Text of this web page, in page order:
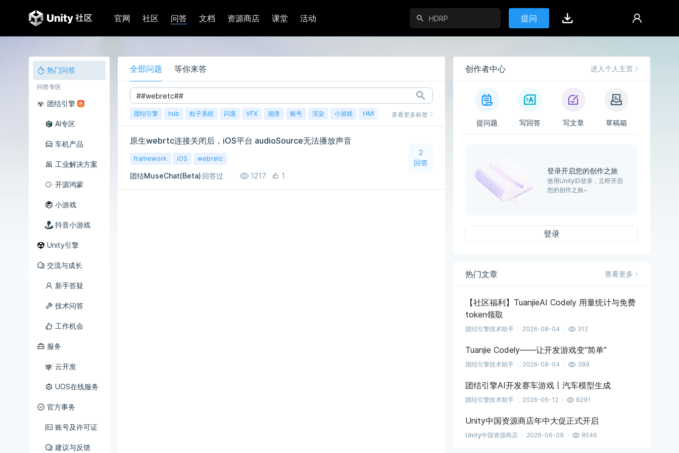
官网 社区 问答 文档 资源商店 课堂 活动 提问
热门问答
问答专区
团结引擎
AI专区
车机产品
工业解决方案
开源鸿蒙
小游戏
抖音小游戏
Unity引擎
交流与成长
新手答疑
技术问答
工作机会
服务
云开发
UOS在线服务
官方事务
账号及许可证
建议与反馈
全部问题 等你来答
团结引擎 hub 粒子系统 闪退 VFX 崩溃 账号 渲染 小游戏 HMI 鸿蒙查看更多标签
原生webrtc连接关闭后，iOS平台 audioSource无法播放声音
framework iOS webretc
团结MuseChat(Beta) 回答过 1217 1
2
回答
创作者中心 进入个人主页
提问题 写回答 写文章 草稿箱
登录开启您的创作之旅
使用UnityID登录，立即开启
您的创作之旅~
登录
热门文章 查看更多
【社区福利】TuanjieAI Codely 用量统计与免费
token领取
团结引擎技术助手 2026-08-04 312
Tuanjie Codely——让开发游戏变“简单”
团结引擎技术助手 2026-08-04 389
团结引擎AI开发赛车游戏丨汽车模型生成
团结引擎技术助手 2026-06-12 8291
Unity中国资源商店年中大促正式开启
Unity中国资源商店 2026-06-09 8546